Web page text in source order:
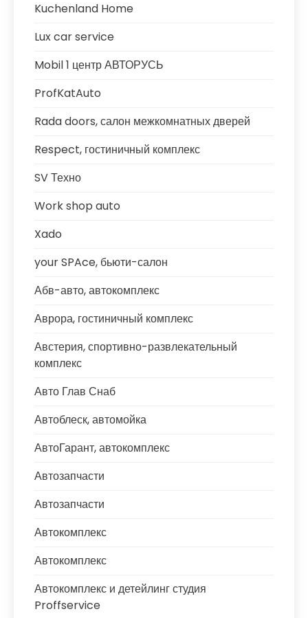
Kuchenland Home
Lux car service
Mobil 1 центр АВТОРУСЬ
ProfKatAuto
Rada doors, салон межкомнатных дверей
Respect, гостиничный комплекс
SV Техно
Work shop auto
Xado
your SPAce, бьюти-салон
Абв-авто, автокомплекс
Аврора, гостиничный комплекс
Австерия, спортивно-развлекательный
комплекс
Авто Глав Снаб
Автоблеск, автомойка
АвтоГарант, автокомплекс
Автозапчасти
Автозапчасти
Автокомплекс
Автокомплекс
Автокомплекс и детейлинг студия
Proffservice